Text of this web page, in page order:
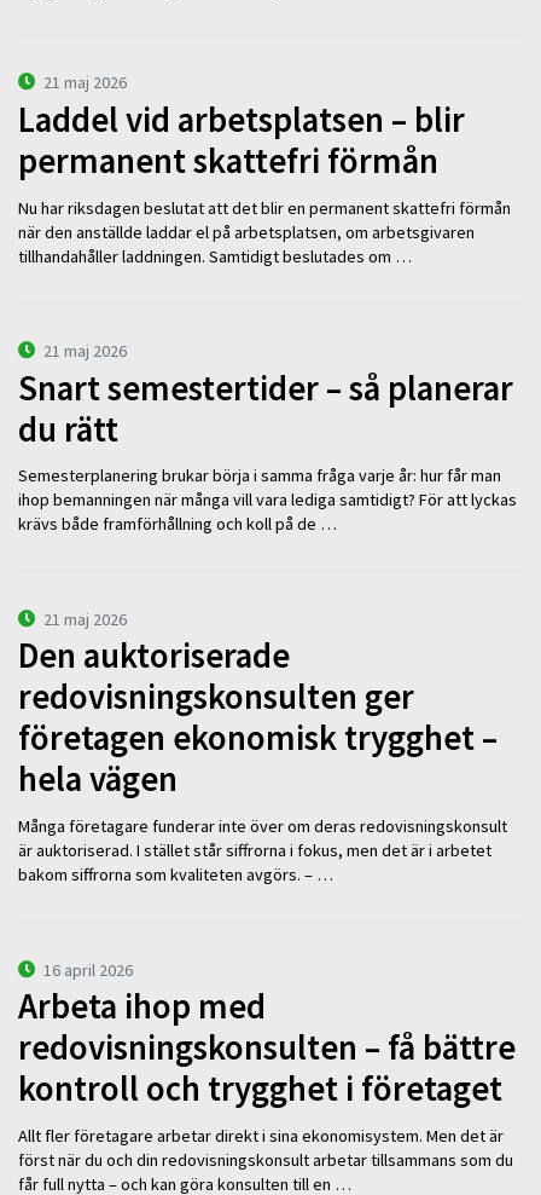
21 maj 2026
Laddel vid arbetsplatsen – blir
permanent skattefri förmån
Nu har riksdagen beslutat att det blir en permanent skattefri förmån
när den anställde laddar el på arbetsplatsen, om arbetsgivaren
tillhandahåller laddningen. Samtidigt beslutades om …
21 maj 2026
Snart semestertider – så planerar
du rätt
Semesterplanering brukar börja i samma fråga varje år: hur får man
ihop bemanningen när många vill vara lediga samtidigt? För att lyckas
krävs både framförhållning och koll på de …
21 maj 2026
Den auktoriserade
redovisningskonsulten ger
företagen ekonomisk trygghet –
hela vägen
Många företagare funderar inte över om deras redovisningskonsult
är auktoriserad. I stället står siffrorna i fokus, men det är i arbetet
bakom siffrorna som kvaliteten avgörs. – …
16 april 2026
Arbeta ihop med
redovisningskonsulten – få bättre
kontroll och trygghet i företaget
Allt fler företagare arbetar direkt i sina ekonomisystem. Men det är
först när du och din redovisningskonsult arbetar tillsammans som du
får full nytta – och kan göra konsulten till en …